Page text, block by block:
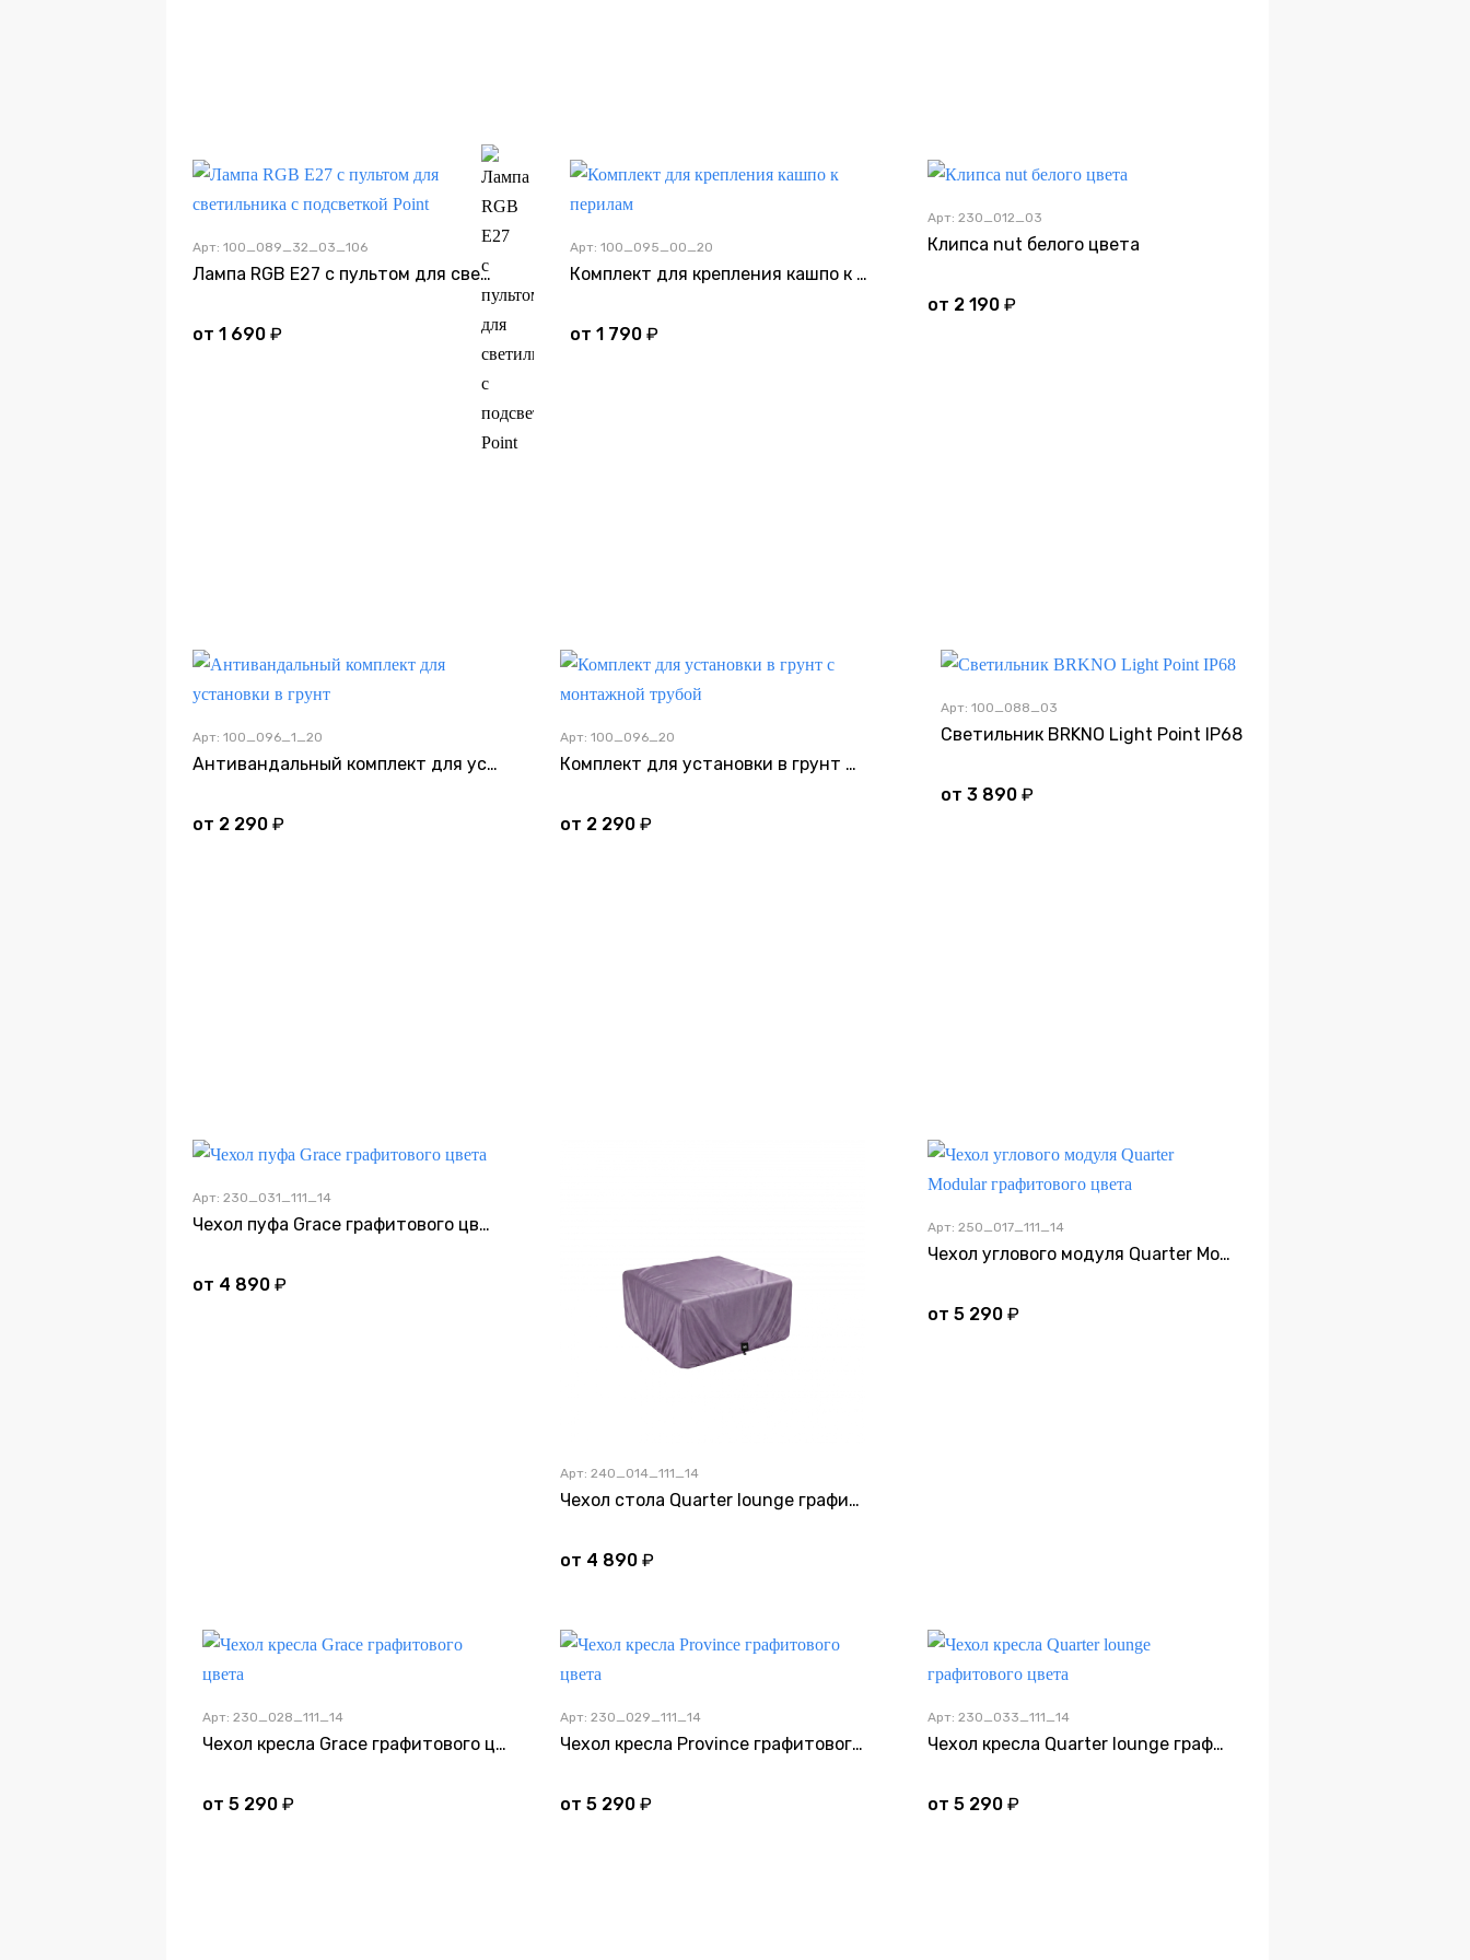
Арт: 100_089_32_03_106
Лампа RGB E27 с пультом для светильника с подсветкой Point
от 1 690 ₽
Арт: 100_095_00_20
Комплект для крепления кашпо к перилам
от 1 790 ₽
Арт: 230_012_03
Клипса nut белого цвета
от 2 190 ₽
Арт: 100_096_1_20
Антивандальный комплект для установки в грунт
от 2 290 ₽
Арт: 100_096_20
Комплект для установки в грунт с монтажной трубой
от 2 290 ₽
Арт: 100_088_03
Светильник BRKNO Light Point IP68
от 3 890 ₽
Арт: 230_031_111_14
Чехол пуфа Grace графитового цвета
от 4 890 ₽
Арт: 240_014_111_14
Чехол стола Quarter lounge графитового цвета
от 4 890 ₽
Арт: 250_017_111_14
Чехол углового модуля Quarter Modular графитового цвета
от 5 290 ₽
Арт: 230_028_111_14
Чехол кресла Grace графитового цвета
от 5 290 ₽
Арт: 230_029_111_14
Чехол кресла Province графитового цвета
от 5 290 ₽
Арт: 230_033_111_14
Чехол кресла Quarter lounge графитового цвета
от 5 290 ₽